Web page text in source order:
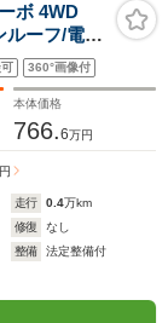
ボ 4WD
ルーフ/電動
ミラー/パ
電動格納
360°画像付
本体価格
766.6万円
円
走行 0.4万km
修復
なし
整備
法定整備付